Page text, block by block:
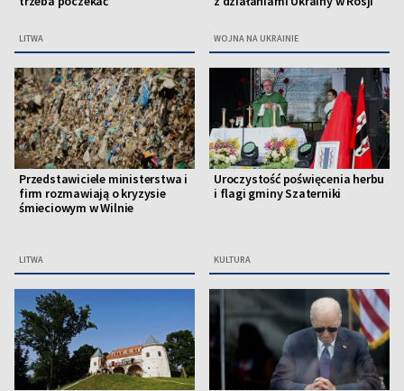
LITWA WOJNA NA UKRAINIE
Przedstawiciele ministerstwa i
firm rozmawiają o kryzysie
śmieciowym w Wilnie
LITWA
Uroczystość poświęcenia herbu
i flagi gminy Szaterniki
KULTURA